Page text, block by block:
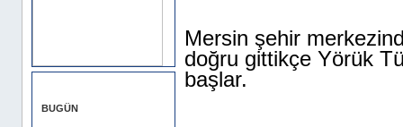
BUGÜN
Mersin şehir
doğru gittikçe Yörük
başlar.